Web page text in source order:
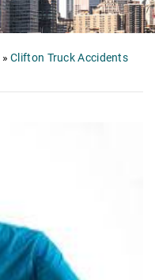
»Clifton Truck Accidents